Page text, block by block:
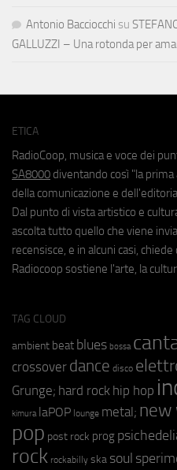
Antonio Bacciocchi su
GALLUZZI – Una rotonda per
ETICA
RadioCoop, musica e voce dei
SA8000 diventando così "la
della comunicazione e
Dal punto di vista artistico e
ascolta tutto quello che viene
recensisce, e in alcuni casi,
Radiocoop sostiene l'arte, la
TAG CLOUD
ambient beat blues bossa
crossover dance disco
Grunge; hard rock hip hop
kimura laPOP lounge metal; new
pop post rock prog
rock rockabilly ska soul